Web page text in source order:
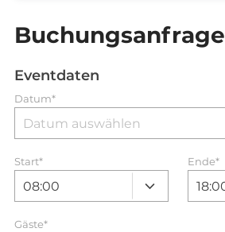
Buchungsanfrage
Eventdaten
Datum*
Start* Ende*
Gäste*